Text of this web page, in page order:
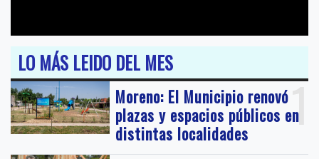
LO MÁS LEIDO DEL MES
1
Moreno: El Municipio renovó
plazas y espacios públicos en
distintas localidades